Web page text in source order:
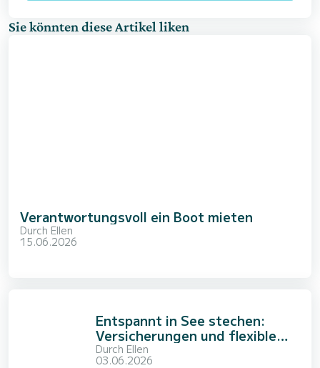
Sie könnten diese Artikel liken
Verantwortungsvoll ein Boot mieten
Durch Ellen
15.06.2026
Entspannt in See stechen:
Versicherungen und flexible
Optionen von SamBoat
Durch Ellen
03.06.2026